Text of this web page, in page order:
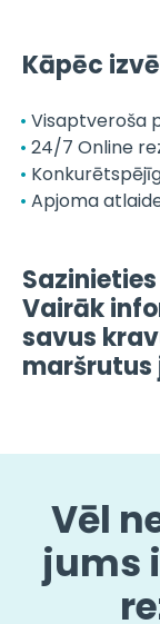
Kāpēc
Visaptveroša
24/7 Online
Apjoma
Vairāk
savus
maršrutus
Vēl
jums